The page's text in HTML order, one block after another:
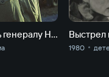
Поручить генералу Нестерову… Выстрел
1980